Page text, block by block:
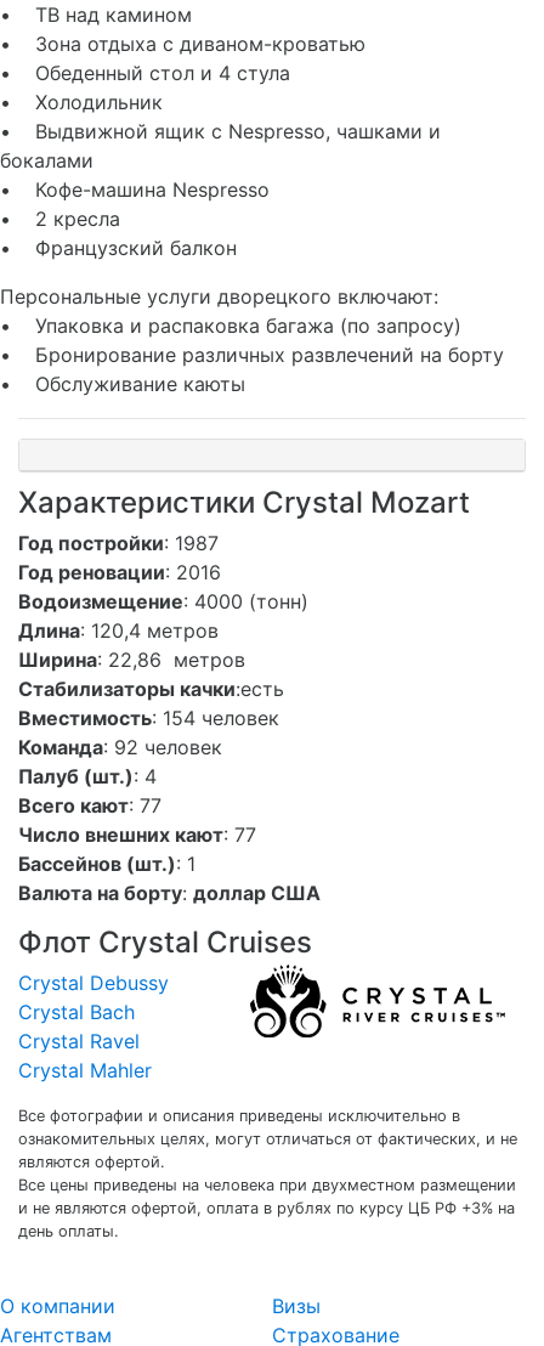
• ТВ над камином
• Зона отдыха с диваном-кроватью
• Обеденный стол и 4 стула
• Холодильник
• Выдвижной ящик с Nespresso, чашками и
бокалами
• Кофе-машина Nespresso
• 2 кресла
• Французский балкон
Персональные услуги дворецкого включают:
• Упаковка и распаковка багажа (по запросу)
• Бронирование различных развлечений на борту
• Обслуживание каюты
Характеристики Crystal Mozart
Год постройки: 1987
Год реновации: 2016
Водоизмещение: 4000 (тонн)
Длина: 120,4 метров
Ширина: 22,86 метров
Стабилизаторы качки:есть
Вместимость: 154 человек
Команда: 92 человек
Палуб (шт.): 4
Всего кают: 77
Число внешних кают: 77
Бассейнов (шт.): 1
Валюта на борту: доллар США
Флот Crystal Cruises
Crystal Debussy
Crystal Bach
Crystal Ravel
Crystal Mahler
Все фотографии и описания приведены исключительно в
ознакомительных целях, могут отличаться от фактических, и не
являются офертой.
Все цены приведены на человека при двухместном размещении
и не являются офертой, оплата в рублях по курсу ЦБ РФ +3% на
день оплаты.
О компании
Агентствам
Визы
Страхование